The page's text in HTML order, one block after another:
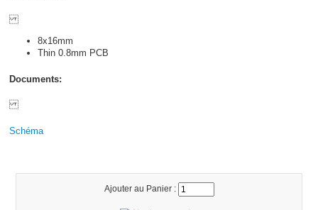
8x16mm
Thin 0.8mm PCB
Documents:
Schéma
Ajouter au Panier :